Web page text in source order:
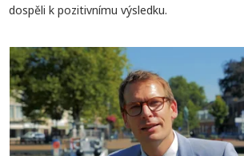
dospěli k pozitivnímu výsledku.